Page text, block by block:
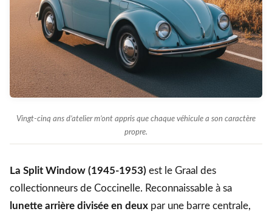
Vingt-cinq ans d’atelier m’ont appris que chaque véhicule a son caractère
propre.
La Split Window (1945-1953) est le Graal des
collectionneurs de Coccinelle. Reconnaissable à sa
lunette arrière divisée en deux par une barre centrale,